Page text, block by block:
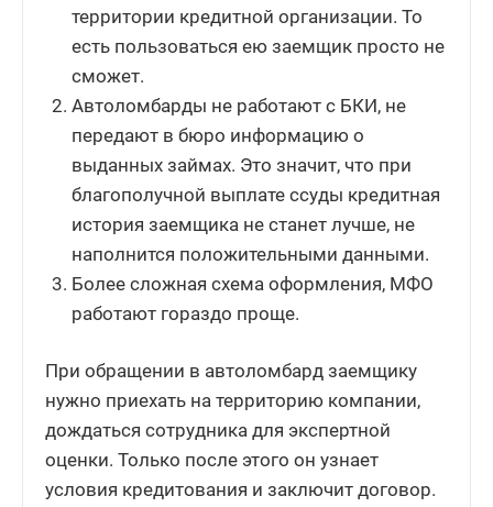
территории кредитной организации. То
есть пользоваться ею заемщик просто не
сможет.
Автоломбарды не работают с БКИ, не
передают в бюро информацию о
выданных займах. Это значит, что при
благополучной выплате ссуды кредитная
история заемщика не станет лучше, не
наполнится положительными данными.
Более сложная схема оформления, МФО
работают гораздо проще.
При обращении в автоломбард заемщику
нужно приехать на территорию компании,
дождаться сотрудника для экспертной
оценки. Только после этого он узнает
условия кредитования и заключит договор.